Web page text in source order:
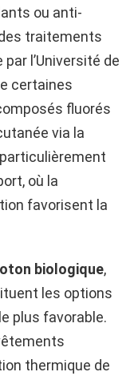
ou anti-
traitements
l’Université de
certaines
fluorés
via la
où la
favorisent la
biologique,
les options
plus favorable.
thermique de